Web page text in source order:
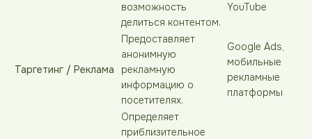
возможность
делиться контентом.
YouTube
Таргетинг / Реклама
Предоставляет
анонимную
рекламную
информацию о
посетителях.
Google Ads,
мобильные
рекламные
платформы
Определяет
приблизительное